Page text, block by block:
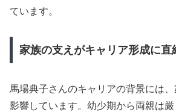
ています。
家族の支えがキャリア形成に直
馬場典子さんのキャリアの背景には、
影響しています。幼少期から両親は